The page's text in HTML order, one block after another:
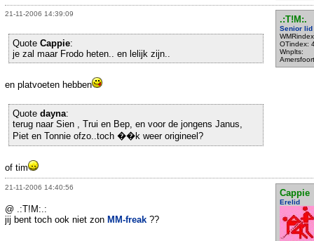
21-11-2006 14:39:09
.:T!M:.
Senior lid
OTindex:
Wnplts:
Amersfoort
Quote Cappie:
je zal maar Frodo heten.. en lelijk zijn..
en platvoeten hebben
Quote dayna:
terug naar Sien , Trui en Bep, en voor de jongens Janus,
Piet en Tonnie ofzo..toch ��k weer origineel?
of tim
21-11-2006 14:40:56
Cappie
Erelid
@ .:T!M:.:
jij bent toch ook niet zon MM-freak ??